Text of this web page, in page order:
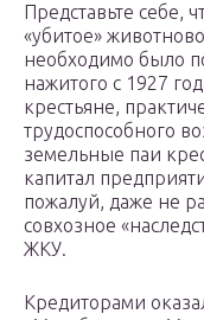
Представьте себе,
«убитое»
необходимо было
нажитого с 1927
крестьяне,
трудоспособного
земельные паи
капитал
пожалуй, даже не
совхозное
ЖКУ.
Кредиторами